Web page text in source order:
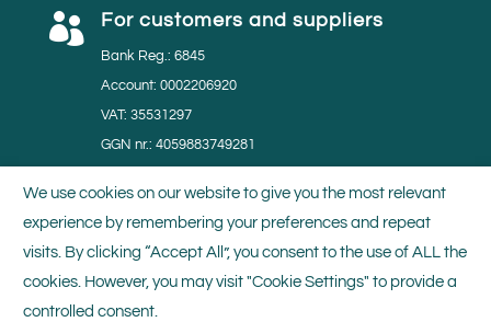
 For customers and suppliers
Bank Reg.: 6845
Account: 0002206920
VAT: 35531297
GGN nr.: 4059883749281
 Certificates
We use cookies on our website to give you the most relevant
experience by remembering your preferences and repeat
visits. By clicking “Accept All”, you consent to the use of ALL the
cookies. However, you may visit "Cookie Settings" to provide a
controlled consent.